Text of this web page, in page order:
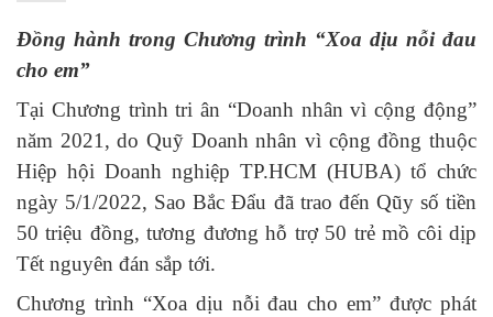
Đồng hành trong Chương trình “Xoa dịu nỗi đau
cho em”
Tại Chương trình tri ân “Doanh nhân vì cộng động”
năm 2021, do Quỹ Doanh nhân vì cộng đồng thuộc
Hiệp hội Doanh nghiệp TP.HCM (HUBA) tổ chức
ngày 5/1/2022, Sao Bắc Đẩu đã trao đến Qũy số tiền
50 triệu đồng, tương đương hỗ trợ 50 trẻ mồ côi dịp
Tết nguyên đán sắp tới.
Chương trình “Xoa dịu nỗi đau cho em” được phát